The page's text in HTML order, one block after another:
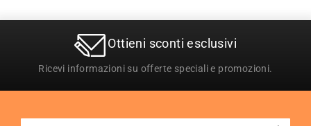
Ottieni sconti esclusivi
Ricevi informazioni su offerte speciali e promozioni.